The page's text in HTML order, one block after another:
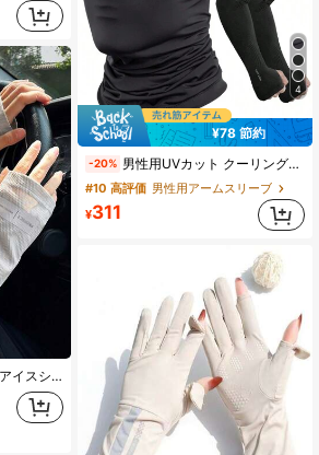
夏、フェスティバル
4
¥78 節約
-20% 男性用UVカット クーリングアームスリーブ、フェイスマスク付き 日焼け防止 長袖 サイクリング アームカバー、バレーボール、ワークアウト、アームウォーマー、秋冬コーデ、ハロウィンコスチューム、黒アームスリーブ、男性への贈り物、夏、フェスティバル
#10 高評価 男性用アームスリーブ
¥311